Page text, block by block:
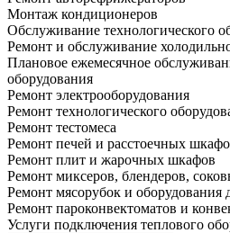
Монтаж кондиционеров
Обслуживание технологического
Ремонт и обслуживание
Плановое ежемесячное
оборудования
Ремонт электрооборудования
Ремонт технологического
Ремонт тестомеса
Ремонт печей и расстоечных
Ремонт плит и жарочных шкафов
Ремонт миксеров, блендеров,
Ремонт мясорубок и оборудования
Ремонт пароконвектоматов и
Услуги подключения теплового